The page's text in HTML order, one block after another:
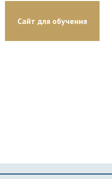
Сайт для обучения